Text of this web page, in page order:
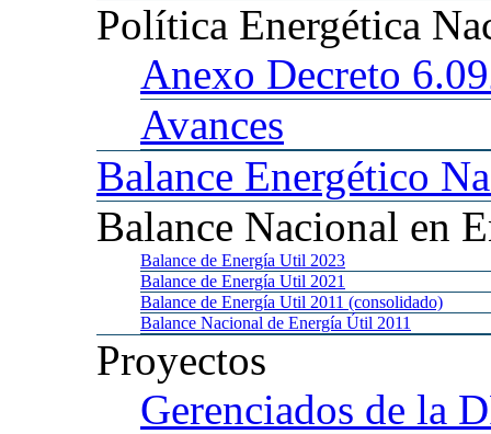
Política Energética
Anexo Decreto
Avances
Balance Energético
Balance Nacional en
Balance de Energía Util 2023
Balance de Energía Util 2021
Balance de Energía Util 2011 (consolidado)
Balance Nacional de Energía Útil 2011
Proyectos
Gerenciados de la